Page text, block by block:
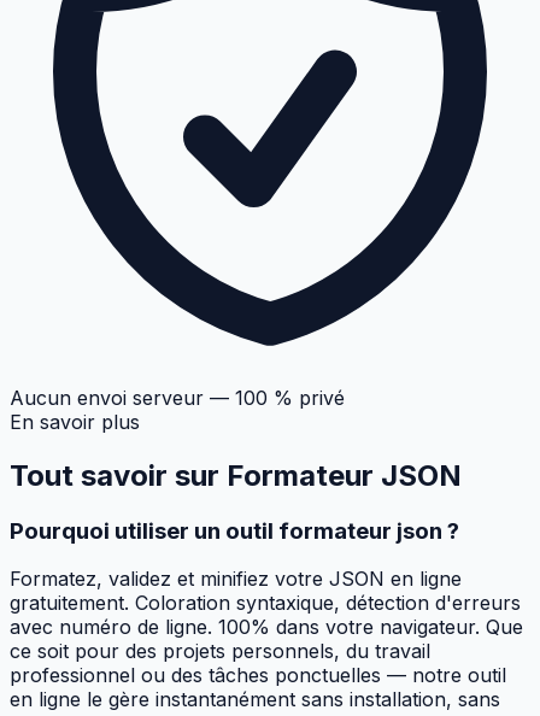
Aucun envoi serveur — 100 % privé
En savoir plus
Tout savoir sur Formateur JSON
Pourquoi utiliser un outil formateur json ?
Formatez, validez et minifiez votre JSON en ligne
gratuitement. Coloration syntaxique, détection d'erreurs
avec numéro de ligne. 100% dans votre navigateur. Que
ce soit pour des projets personnels, du travail
professionnel ou des tâches ponctuelles — notre outil
en ligne le gère instantanément sans installation, sans